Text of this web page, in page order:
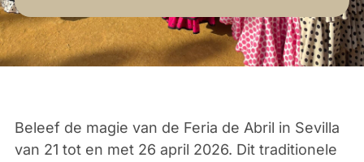
Beleef de magie van de Feria de Abril in Sevilla
van 21 tot en met 26 april 2026. Dit traditionele